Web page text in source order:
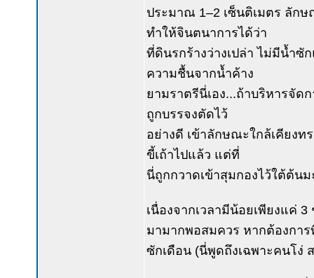
ประมาณ 1–2 เซ็นติเมตร ลัก
ทำให้จินตนาการได้ว่า
ที่ดินรกร้างว่างเปล่า ไม่มีน้ำ
ความชื้นจากน้ำค้าง
ยามราตรีนี่เอง...ถ้าบริหารจั
ถูกบรรจงตัดไว้
อย่างดี เข้าลักษณะใกล้เคียงท
ขี้เถ้าไปแล้ว แต่ที่
นี่ถูกกวาดเข้าสุมกองไว้ใต้ต้น
เนื่องจากเวลามีน้อยเพียงแค่
มามากพอสมควร หากต้องกา
ซักเดือน (นี่พูดถึงเฉพาะคนโง่